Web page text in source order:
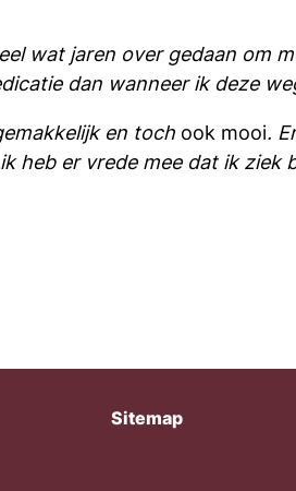
wat jaren over gedaan om
dan wanneer ik deze
en toch ook mooi.
heb er vrede mee dat ik
Sitemap